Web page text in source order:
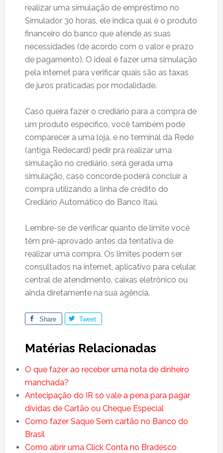
realizar uma simulação de empréstimo no
Simulador 30 horas, ele indica qual é o produto
financeiro do banco que atende as suas
necessidades (de acordo com o valor e prazo
de pagamento). O ideal é fazer uma simulação
pela internet para verificar quais são as taxas
de juros praticadas por modalidade.
Caso queira fazer o crediário para a compra de
um produto específico, você também pode
comparecer a uma loja, e no terminal da Rede
(antiga Redecard) pedir pra realizar uma
simulação no crediário, será gerada uma
simulação, caso concorde poderá concluir a
compra utilizando a linha de crédito do
Crediário Automático do Banco Itaú.
Lembre-se de verificar quanto de limite você
têm pré-aprovado antes da tentativa de
realizar uma compra. Os limites podem ser
consultados na internet, aplicativo para celular,
central de atendimento, caixas eletrônico ou
ainda diretamente na sua agência.
Share Tweet
Matérias Relacionadas
O que fazer ao receber uma nota de dinheiro
manchada?
Antecipação do IR só vale a pena para pagar
dívidas de Cartão ou Cheque Especial
Como fazer Saque Sem cartão no Banco do
Brasil
Como abrir uma Click Conta no Bradesco